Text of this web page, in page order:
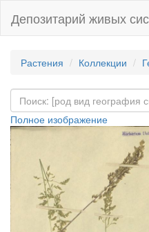
Депозитарий живых
Растения Коллекции
Полное изображение